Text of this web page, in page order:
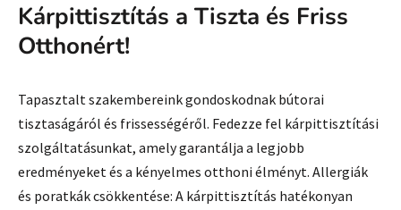
Kárpittisztítás a Tiszta és Friss
Otthonért!
Tapasztalt szakembereink gondoskodnak bútorai
tisztaságáról és frissességéről. Fedezze fel kárpittisztítási
szolgáltatásunkat, amely garantálja a legjobb
eredményeket és a kényelmes otthoni élményt. Allergiák
és poratkák csökkentése: A kárpittisztítás hatékonyan